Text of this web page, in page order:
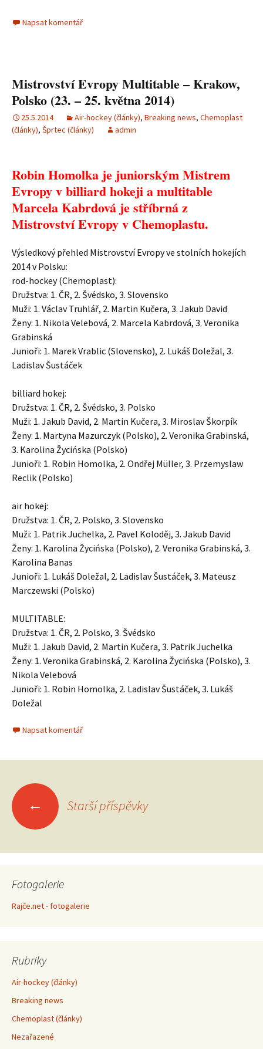
Napsat komentář
Mistrovství Evropy Multitable – Krakow,
Polsko (23. – 25. května 2014)
25.5.2014 Air-hockey (články), Breaking news, Chemoplast
(články), Šprtec (články) admin
Robin Homolka je juniorským Mistrem
Evropy v billiard hokeji a multitable
Marcela Kabrdová je stříbrná z
Mistrovství Evropy v Chemoplastu.
Výsledkový přehled Mistrovství Evropy ve stolních hokejích
2014 v Polsku:
rod-hockey (Chemoplast):
Družstva: 1. ČR, 2. Švédsko, 3. Slovensko
Muži: 1. Václav Truhlář, 2. Martin Kučera, 3. Jakub David
Ženy: 1. Nikola Velebová, 2. Marcela Kabrdová, 3. Veronika
Grabinská
Junioři: 1. Marek Vrablic (Slovensko), 2. Lukáš Doležal, 3.
Ladislav Šustáček
billiard hokej:
Družstva: 1. ČR, 2. Švédsko, 3. Polsko
Muži: 1. Jakub David, 2. Martin Kučera, 3. Miroslav Škorpík
Ženy: 1. Martyna Mazurczyk (Polsko), 2. Veronika Grabinská,
3. Karolina Žycińska (Polsko)
Junioři: 1. Robin Homolka, 2. Ondřej Müller, 3. Przemyslaw
Reclik (Polsko)
air hokej:
Družstva: 1. ČR, 2. Polsko, 3. Slovensko
Muži: 1. Patrik Juchelka, 2. Pavel Koloděj, 3. Jakub David
Ženy: 1. Karolina Žycińska (Polsko), 2. Veronika Grabinská, 3.
Karolina Banas
Junioři: 1. Lukáš Doležal, 2. Ladislav Šustáček, 3. Mateusz
Marczewski (Polsko)
MULTITABLE:
Družstva: 1. ČR, 2. Polsko, 3. Švédsko
Muži: 1. Jakub David, 2. Martin Kučera, 3. Patrik Juchelka
Ženy: 1. Veronika Grabinská, 2. Karolina Žycińska (Polsko), 3.
Nikola Velebová
Junioři: 1. Robin Homolka, 2. Ladislav Šustáček, 3. Lukáš
Doležal
Napsat komentář
Navigace
pro
příspěvky
← Starší příspěvky
Fotogalerie
Rajče.net - fotogalerie
Rubriky
Air-hockey (články)
Breaking news
Chemoplast (články)
Nezařazené